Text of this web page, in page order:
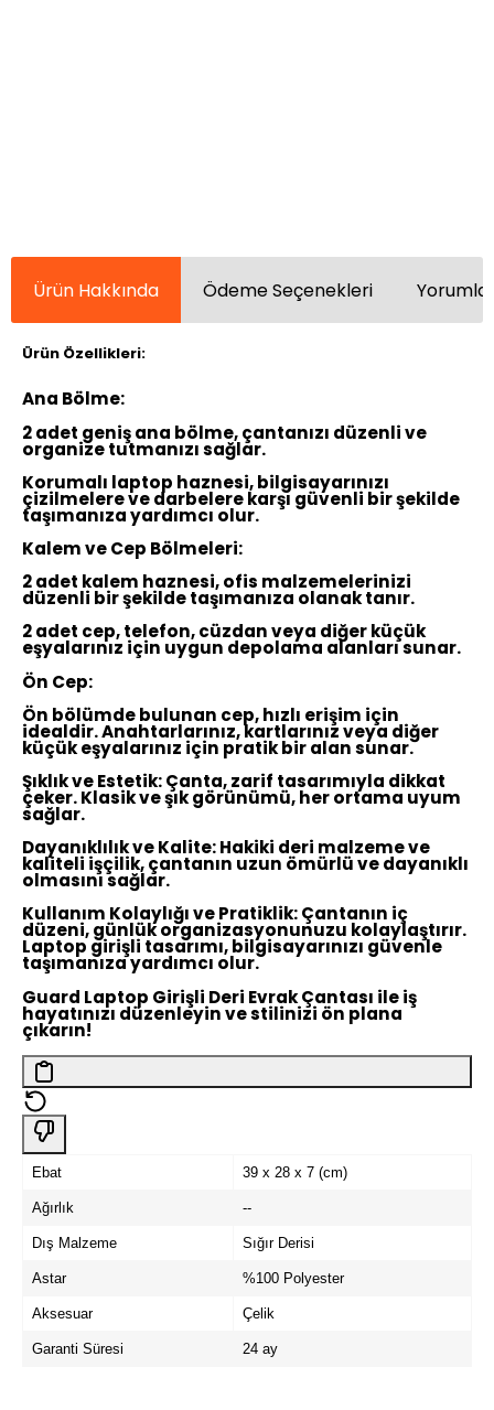
Ürün Hakkında Ödeme Seçenekleri
Ürün Özellikleri:
Ana Bölme:
2 adet geniş ana bölme, çantanızı düzenli ve
organize tutmanızı sağlar.
Korumalı laptop haznesi, bilgisayarınızı
çizilmelere ve darbelere karşı güvenli bir şekilde
taşımanıza yardımcı olur.
Kalem ve Cep Bölmeleri:
2 adet kalem haznesi, ofis malzemelerinizi
düzenli bir şekilde taşımanıza olanak tanır.
2 adet cep, telefon, cüzdan veya diğer küçük
eşyalarınız için uygun depolama alanları sunar.
Ön Cep:
Ön bölümde bulunan cep, hızlı erişim için
idealdir. Anahtarlarınız, kartlarınız veya diğer
küçük eşyalarınız için pratik bir alan sunar.
Şıklık ve Estetik:Çanta, zarif tasarımıyla dikkat
çeker. Klasik ve şık görünümü, her ortama uyum
sağlar.
Dayanıklılık ve Kalite:Hakiki deri malzeme ve
kaliteli işçilik, çantanın uzun ömürlü ve dayanıklı
olmasını sağlar.
Kullanım Kolaylığı ve Pratiklik:Çantanın iç
düzeni, günlük organizasyonunuzu kolaylaştırır.
Laptop girişli tasarımı, bilgisayarınızı güvenle
taşımanıza yardımcı olur.
Guard Laptop Girişli Deri Evrak Çantası ile iş
hayatınızı düzenleyin ve stilinizi ön plana
çıkarın!
Ebat 39 x 28 x 7 (cm)
Ağırlık --
Dış Malzeme Sığır Derisi
Astar %100 Polyester
Aksesuar Çelik
Garanti Süresi 24 ay